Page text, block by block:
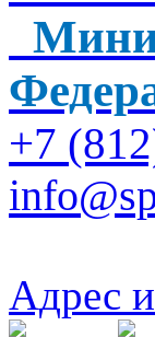
+7
Адрес